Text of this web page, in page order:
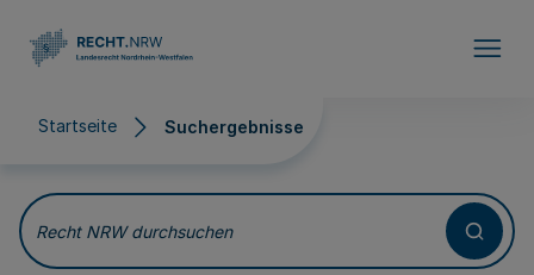
Startseite Suchergebnisse
Suchergebnisse
Recht NRW durchsuchen